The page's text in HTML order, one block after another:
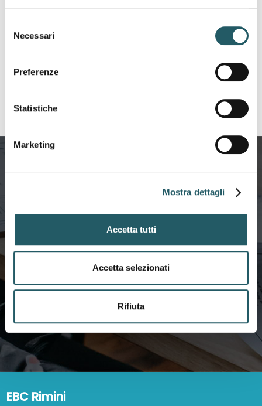
delNecessari
Preferenze
Statistiche
Marketing
Mostra dettagli
Accetta tutti
Accetta selezionati
Rifiuta
Servizi e Prestazioni
Guarda tutti i servizi e le
prestazioni che puoi richiedere
VAI AI SERVIZI
EBC Rimini